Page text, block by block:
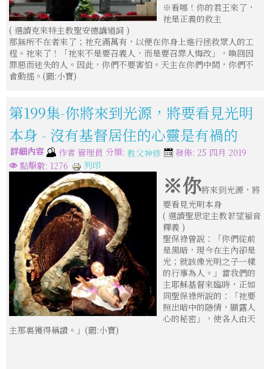
※看哪！你的君王來了，
祂是正義的救主
( 選讀克來特主教聖安德講道詞 )
那無所不在者來了；祂充滿萬有，以便在你身上進行拯救眾人的工
程。祂來了！「祂來不是要召義人，而是要召罪人悔改」，喚回因
罪惡而迷失的人。因此，你們不要害怕。天主在你們中間，你們不
會動搖。(圖:小寶)
第199集-你將來到光源，將要看見光明
本身 - 沒有基督居住的心靈是有禍的
詳細內容 作者 管理員 分類: 教父神修
發佈: 25 四月 2019
點擊數: 1276
列印
※你將來到光源，將
要看見光明本身
( 選讀聖思定主教若望褔音
釋義 )
聖保祿曾說：「你們從前
是黑暗，現今在主內卻是
光；就該像光明之子一樣
的行事為人。」當我們的
主耶穌基督來臨時，正如
同聖保祿所說的：「祂要
照出暗中的隱情，顯露人
心的秘密」，使各人由天
主那裏獲得稱讚。」(圖:小寶)